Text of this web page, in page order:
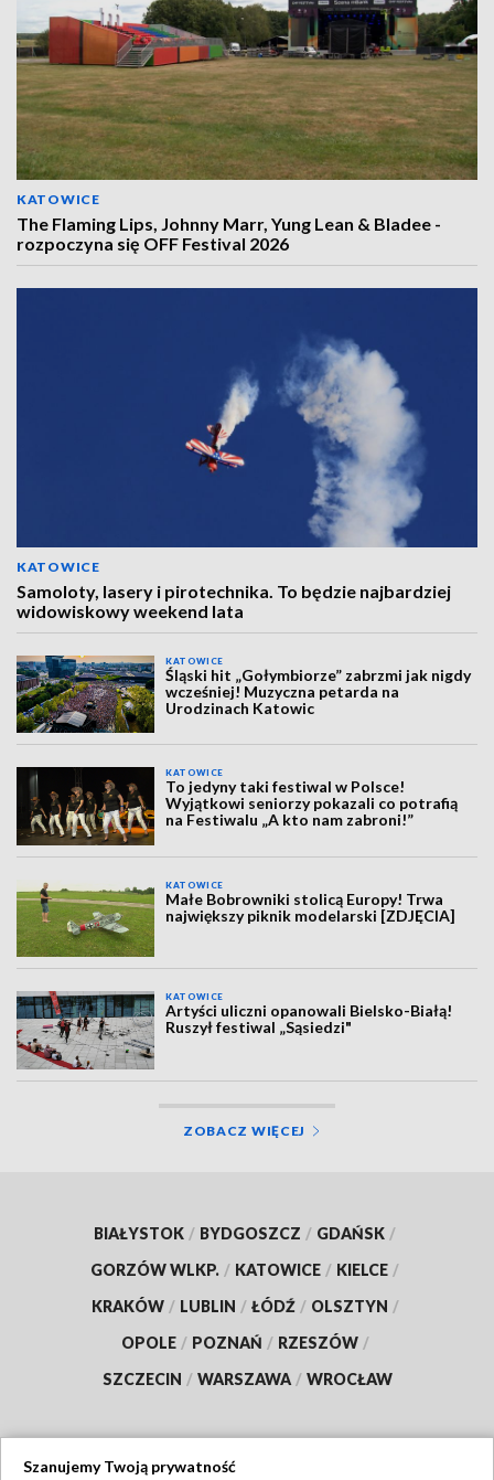
KATOWICE
The Flaming Lips, Johnny Marr, Yung Lean & Bladee -
rozpoczyna się OFF Festival 2026
KATOWICE
Samoloty, lasery i pirotechnika. To będzie najbardziej
widowiskowy weekend lata
KATOWICE
Śląski hit „Gołymbiorze” zabrzmi jak nigdy
wcześniej! Muzyczna petarda na
Urodzinach Katowic
KATOWICE
To jedyny taki festiwal w Polsce!
Wyjątkowi seniorzy pokazali co potrafią
na Festiwalu „A kto nam zabroni!”
KATOWICE
Małe Bobrowniki stolicą Europy! Trwa
największy piknik modelarski [ZDJĘCIA]
KATOWICE
Artyści uliczni opanowali Bielsko-Białą!
Ruszył festiwal „Sąsiedzi"
ZOBACZ WIĘCEJ
BIAŁYSTOK / BYDGOSZCZ / GDAŃSK /
GORZÓW WLKP. / KATOWICE / KIELCE /
KRAKÓW / LUBLIN / ŁÓDŹ / OLSZTYN /
OPOLE / POZNAŃ / RZESZÓW /
SZCZECIN / WARSZAWA / WROCŁAW
Szanujemy Twoją prywatność